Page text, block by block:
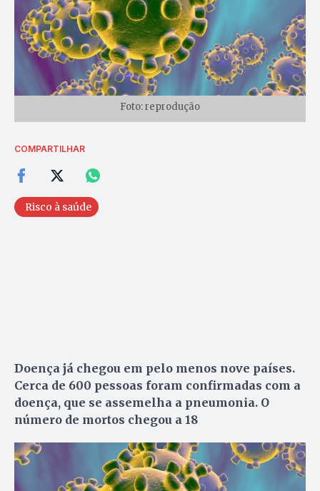
Foto: reprodução
COMPARTILHAR
Risco à saúde
Doença já chegou em pelo menos nove países.
Cerca de 600 pessoas foram confirmadas com a
doença, que se assemelha a pneumonia. O
número de mortos chegou a 18